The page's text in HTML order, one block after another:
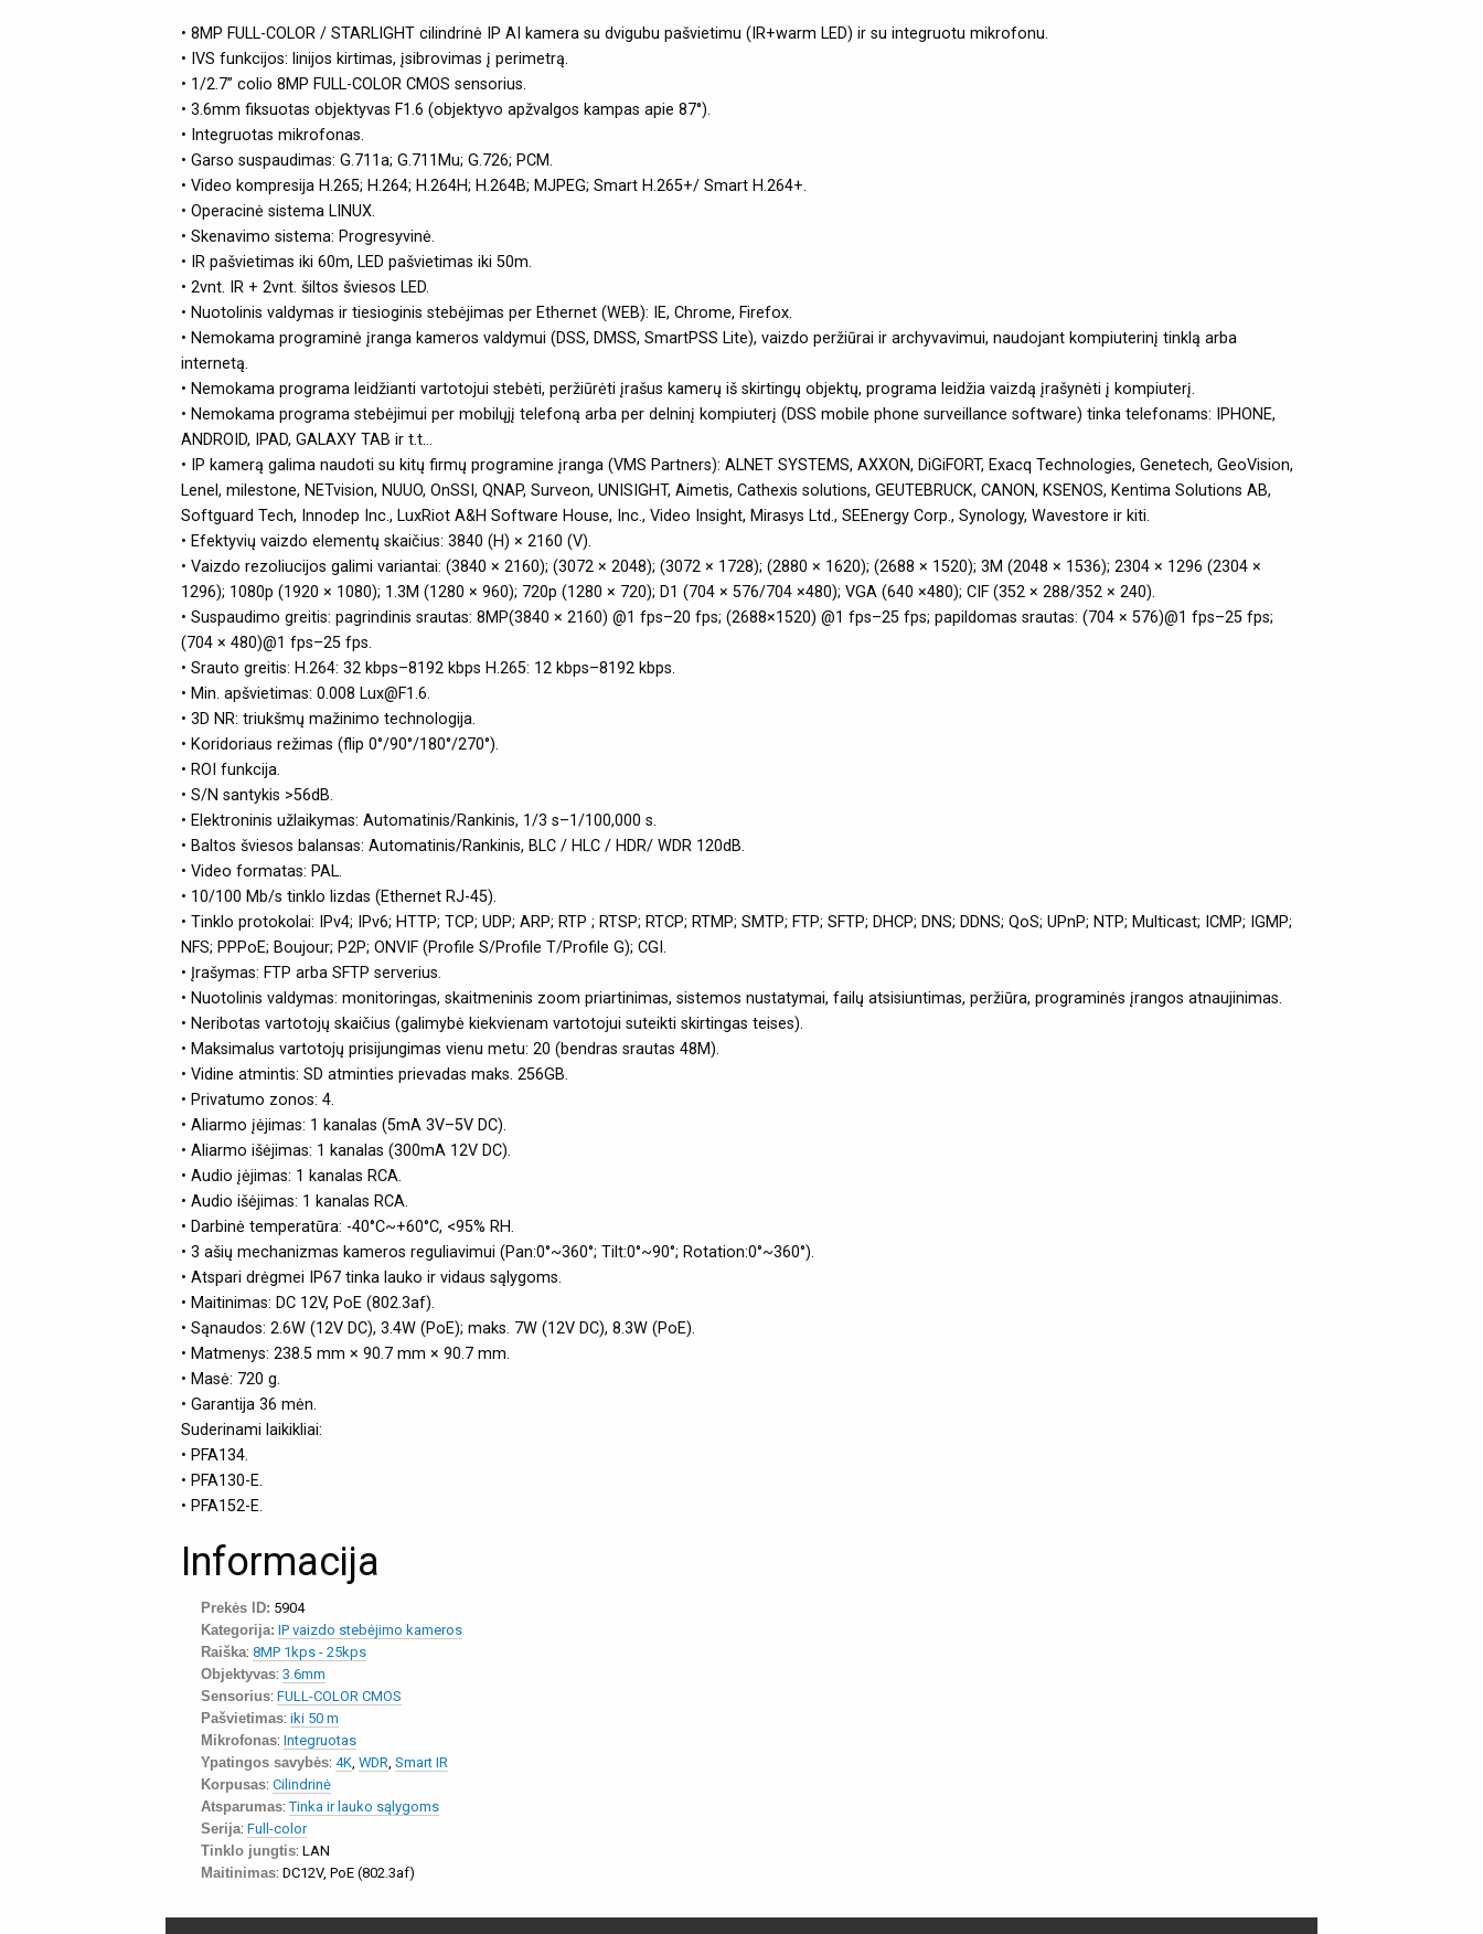
• 8MP FULL-COLOR / STARLIGHT cilindrinė IP AI kamera su dvigubu pašvietimu (IR+warm LED) ir su integruotu mikrofonu.
• IVS funkcijos: linijos kirtimas, įsibrovimas į perimetrą.
• 1/2.7” colio 8MP FULL-COLOR CMOS sensorius.
• 3.6mm fiksuotas objektyvas F1.6 (objektyvo apžvalgos kampas apie 87°).
• Integruotas mikrofonas.
• Garso suspaudimas: G.711a; G.711Mu; G.726; PCM.
• Video kompresija H.265; H.264; H.264H; H.264B; MJPEG; Smart H.265+/ Smart H.264+.
• Operacinė sistema LINUX.
• Skenavimo sistema: Progresyvinė.
• IR pašvietimas iki 60m, LED pašvietimas iki 50m.
• 2vnt. IR + 2vnt. šiltos šviesos LED.
• Nuotolinis valdymas ir tiesioginis stebėjimas per Ethernet (WEB): IE, Chrome, Firefox.
• Nemokama programinė įranga kameros valdymui (DSS, DMSS, SmartPSS Lite), vaizdo peržiūrai ir archyvavimui, naudojant kompiuterinį tinklą arba
internetą.
• Nemokama programa leidžianti vartotojui stebėti, peržiūrėti įrašus kamerų iš skirtingų objektų, programa leidžia vaizdą įrašynėti į kompiuterį.
• Nemokama programa stebėjimui per mobilųjį telefoną arba per delninį kompiuterį (DSS mobile phone surveillance software) tinka telefonams: IPHONE,
ANDROID, IPAD, GALAXY TAB ir t.t...
• IP kamerą galima naudoti su kitų firmų programine įranga (VMS Partners): ALNET SYSTEMS, AXXON, DiGiFORT, Exacq Technologies, Genetech, GeoVision,
Lenel, milestone, NETvision, NUUO, OnSSI, QNAP, Surveon, UNISIGHT, Aimetis, Cathexis solutions, GEUTEBRUCK, CANON, KSENOS, Kentima Solutions AB,
Softguard Tech, Innodep Inc., LuxRiot A&H Software House, Inc., Video Insight, Mirasys Ltd., SEEnergy Corp., Synology, Wavestore ir kiti.
• Efektyvių vaizdo elementų skaičius: 3840 (H) × 2160 (V).
• Vaizdo rezoliucijos galimi variantai: (3840 × 2160); (3072 × 2048); (3072 × 1728); (2880 × 1620); (2688 × 1520); 3M (2048 × 1536); 2304 × 1296 (2304 ×
1296); 1080p (1920 × 1080); 1.3M (1280 × 960); 720p (1280 × 720); D1 (704 × 576/704 ×480); VGA (640 ×480); CIF (352 × 288/352 × 240).
• Suspaudimo greitis: pagrindinis srautas: 8MP(3840 × 2160) @1 fps–20 fps; (2688×1520) @1 fps–25 fps; papildomas srautas: (704 × 576)@1 fps–25 fps;
(704 × 480)@1 fps–25 fps.
• Srauto greitis: H.264: 32 kbps–8192 kbps H.265: 12 kbps–8192 kbps.
• Min. apšvietimas: 0.008 Lux@F1.6.
• 3D NR: triukšmų mažinimo technologija.
• Koridoriaus režimas (flip 0°/90°/180°/270°).
• ROI funkcija.
• S/N santykis >56dB.
• Elektroninis užlaikymas: Automatinis/Rankinis, 1/3 s–1/100,000 s.
• Baltos šviesos balansas: Automatinis/Rankinis, BLC / HLC / HDR/ WDR 120dB.
• Video formatas: PAL.
• 10/100 Mb/s tinklo lizdas (Ethernet RJ-45).
• Tinklo protokolai: IPv4; IPv6; HTTP; TCP; UDP; ARP; RTP ; RTSP; RTCP; RTMP; SMTP; FTP; SFTP; DHCP; DNS; DDNS; QoS; UPnP; NTP; Multicast; ICMP; IGMP;
NFS; PPPoE; Boujour; P2P; ONVIF (Profile S/Profile T/Profile G); CGI.
• Įrašymas: FTP arba SFTP serverius.
• Nuotolinis valdymas: monitoringas, skaitmeninis zoom priartinimas, sistemos nustatymai, failų atsisiuntimas, peržiūra, programinės įrangos atnaujinimas.
• Neribotas vartotojų skaičius (galimybė kiekvienam vartotojui suteikti skirtingas teises).
• Maksimalus vartotojų prisijungimas vienu metu: 20 (bendras srautas 48M).
• Vidine atmintis: SD atminties prievadas maks. 256GB.
• Privatumo zonos: 4.
• Aliarmo įėjimas: 1 kanalas (5mA 3V–5V DC).
• Aliarmo išėjimas: 1 kanalas (300mA 12V DC).
• Audio įėjimas: 1 kanalas RCA.
• Audio išėjimas: 1 kanalas RCA.
• Darbinė temperatūra: -40°C~+60°C, <95% RH.
• 3 ašių mechanizmas kameros reguliavimui (Pan:0°~360°; Tilt:0°~90°; Rotation:0°~360°).
• Atspari drėgmei IP67 tinka lauko ir vidaus sąlygoms.
• Maitinimas: DC 12V, PoE (802.3af).
• Sąnaudos: 2.6W (12V DC), 3.4W (PoE); maks. 7W (12V DC), 8.3W (PoE).
• Matmenys: 238.5 mm × 90.7 mm × 90.7 mm.
• Masė: 720 g.
• Garantija 36 mėn.
Suderinami laikikliai:
• PFA134.
• PFA130-E.
• PFA152-E.
Informacija
Prekės ID: 5904
Kategorija: IP vaizdo stebėjimo kameros
Raiška: 8MP 1kps - 25kps
Objektyvas: 3.6mm
Sensorius: FULL-COLOR CMOS
Pašvietimas: iki 50 m
Mikrofonas: Integruotas
Ypatingos savybės: 4K, WDR, Smart IR
Korpusas: Cilindrinė
Atsparumas:Tinka ir lauko sąlygoms
Serija: Full-color
Tinklo jungtis: LAN
Maitinimas: DC12V, PoE (802.3af)